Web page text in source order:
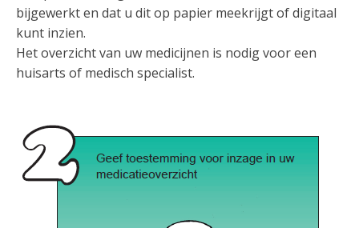
bijgewerkt en dat u dit op papier meekrijgt of digitaal
kunt inzien.
Het overzicht van uw medicijnen is nodig voor een
huisarts of medisch specialist.